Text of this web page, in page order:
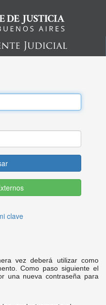
clave
vez deberá utilizar como
Como paso siguiente el
una nueva contraseña para